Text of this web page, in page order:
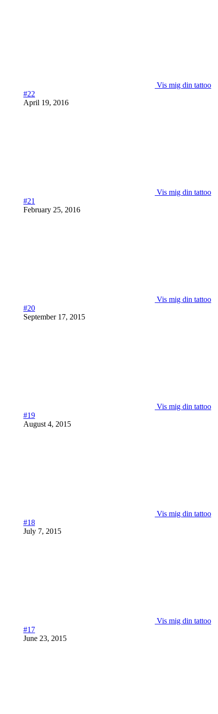
Vis mig din tattoo
#22
April 19, 2016
Vis mig din tattoo
#21
February 25, 2016
Vis mig din tattoo
#20
September 17, 2015
Vis mig din tattoo
#19
August 4, 2015
Vis mig din tattoo
#18
July 7, 2015
Vis mig din tattoo
#17
June 23, 2015